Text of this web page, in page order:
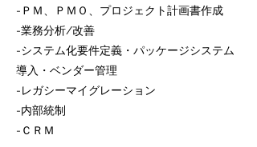
- ＰＭ、ＰＭＯ、プロジェクト計画書作成
-業務分析/改善
-システム化要件定義・パッケージシステム
導入・ベンダー管理
-レガシーマイグレーション
-内部統制
- ＣＲＭ